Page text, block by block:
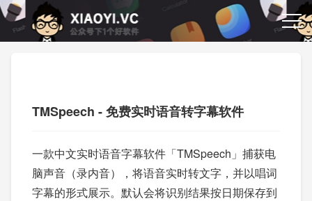
TMSpeech - 免费实时语音转字幕软件
一款中文实时语音字幕软件「TMSpeech」捕获电
脑声音（录内音），将语音实时转文字，并以唱词
字幕的形式展示。默认会将识别结果按日期保存到